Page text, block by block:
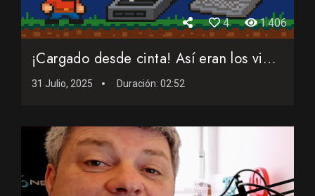
4 1.406
¡Cargado desde cinta! Así eran los videojuegos made in Spa...
31 Julio, 2025 Duración: 02:52